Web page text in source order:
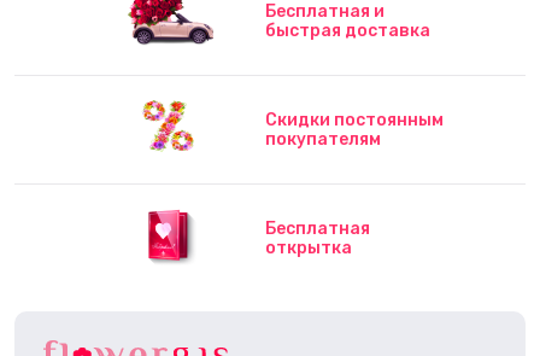
Бесплатная и
быстрая доставка
Скидки постоянным
покупателям
Бесплатная
открытка